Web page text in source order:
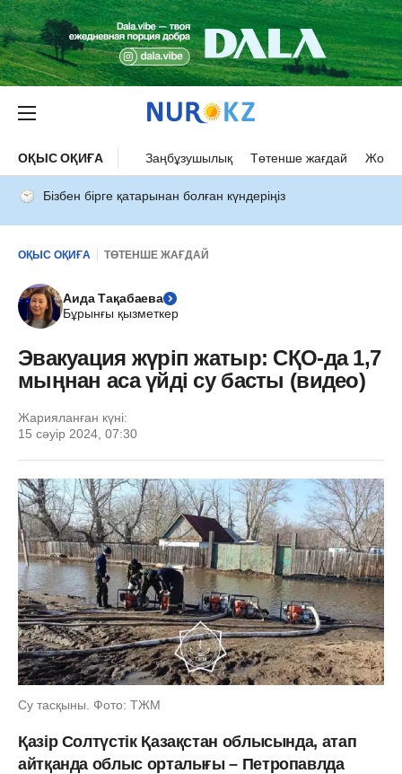
ОҚЫС ОҚИҒА Заңбұзушылық Төтенше жағдай Жол
Бізбен бірге қатарынан болған күндеріңіз
ОҚЫС ОҚИҒА ТӨТЕНШЕ ЖАҒДАЙ
Аида Тақабаева
Бұрынғы қызметкер
Эвакуация жүріп жатыр: СҚО-да 1,7
мыңнан аса үйді су басты (видео)
Жарияланған күні:
15 сәуір 2024, 07:30
Су тасқыны. Фото: ТЖМ
Қазір Солтүстік Қазақстан облысында, атап
айтқанда облыс орталығы – Петропавлда